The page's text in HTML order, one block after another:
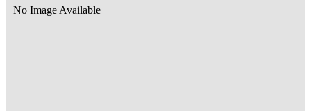
No Image Available